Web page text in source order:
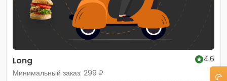
Long
4.6
Минимальный заказ: 299 ₽